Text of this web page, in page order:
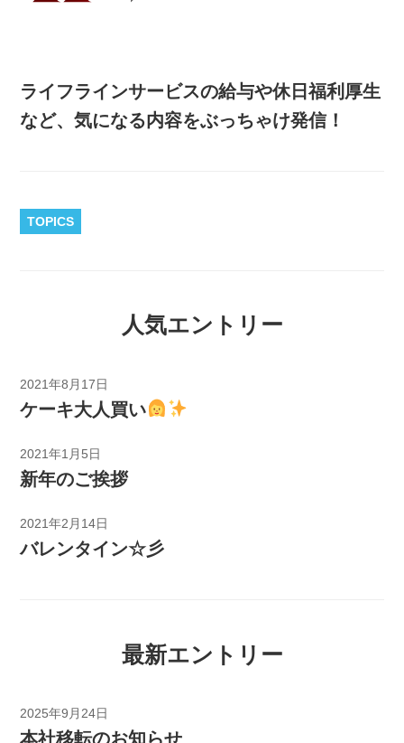
ライフラインサービスの給与や休日福利厚生
など、気になる内容をぶっちゃけ発信！
TOPICS
人気エントリー
2021年8月17日
ケーキ大人買い
2021年1月5日
新年のご挨拶
2021年2月14日
バレンタイン☆彡
最新エントリー
2025年9月24日
本社移転のお知らせ